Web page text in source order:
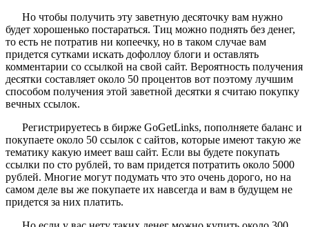
Но чтобы получить эту заветную десяточку вам нужно
будет хорошенько постараться. Тиц можно поднять без денег,
то есть не потратив ни копеечку, но в таком случае вам
придется сутками искать дофоллоу блоги и оставлять
комментарии со ссылкой на свой сайт. Вероятность получения
десятки составляет около 50 процентов вот поэтому лучшим
способом получения этой заветной десятки я считаю покупку
вечных ссылок.
Регистрируетесь в бирже GoGetLinks, пополняете баланс и
покупаете около 50 ссылок с сайтов, которые имеют такую же
тематику какую имеет ваш сайт. Если вы будете покупать
ссылки по сто рублей, то вам придется потратить около 5000
рублей. Многие могут подумать что это очень дорого, но на
самом деле вы же покупаете их навсегда и вам в будущем не
придется за них платить.